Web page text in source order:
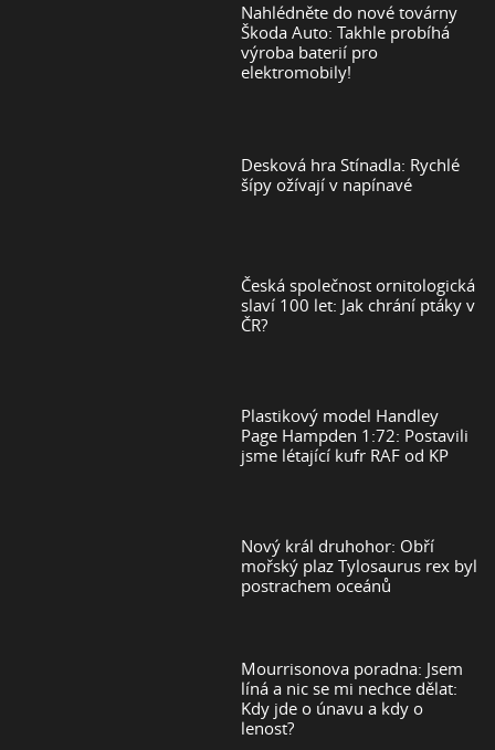
Nahlédněte do nové továrny
Škoda Auto: Takhle probíhá
výroba baterií pro
elektromobily!
Desková hra Stínadla: Rychlé
šípy ožívají v napínavé
Česká společnost ornitologická
slaví 100 let: Jak chrání ptáky v
ČR?
Plastikový model Handley
Page Hampden 1:72: Postavili
jsme létající kufr RAF od KP
Nový král druhohor: Obří
mořský plaz Tylosaurus rex byl
postrachem oceánů
Mourrisonova poradna: Jsem
líná a nic se mi nechce dělat:
Kdy jde o únavu a kdy o
lenost?